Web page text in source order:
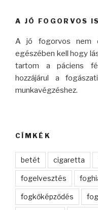
A JÓ FOGORVOS
A jó fogorvos nem
egészében kell hogy
tartom a páciens
hozzájárul a
munkavégzéshez.
CÍMKÉK
betét cigaretta
fogelvesztés
fogkőképződés